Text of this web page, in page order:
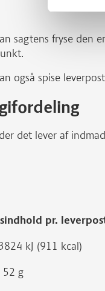
sagtens fryse den
også spise
det lever af
pr.
kJ (911 kcal)
52 g